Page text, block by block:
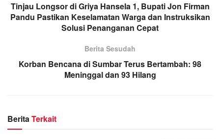
Tinjau Longsor di Griya Hansela 1, Bupati Jon Firman
Pandu Pastikan Keselamatan Warga dan Instruksikan
Solusi Penanganan Cepat
Berita Sesudah
Korban Bencana di Sumbar Terus Bertambah: 98
Meninggal dan 93 Hilang
BeritaTerkait